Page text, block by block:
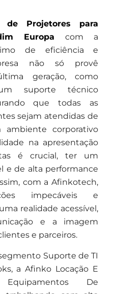
de Projetores para
Europa com a
de eficiência e
não só provê
geração, como
suporte técnico
que todas as
sejam atendidas de
corporativo
na apresentação
é crucial, ter um
e de alta performance
com a Afinkotech,
impecáveis e
realidade acessível,
e a imagem
e parceiros.
Suporte de TI
a Afinko Locação E
De